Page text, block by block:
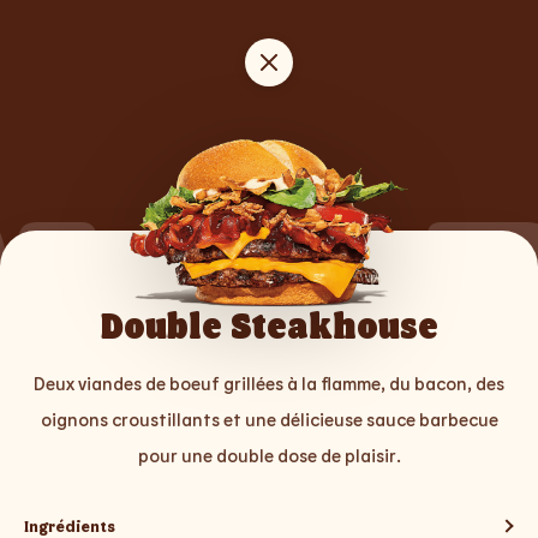
Double Steakhouse
Deux viandes de boeuf grillées à la flamme, du bacon, des
oignons croustillants et une délicieuse sauce barbecue
pour une double dose de plaisir.
Ingrédients